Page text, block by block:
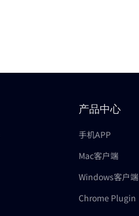
产品中心
手机APP
Mac客户端
Windows客户端
Chrome Plugin